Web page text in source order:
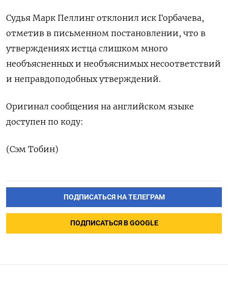
Судья Марк Пеллинг отклонил иск Горбачева,
отметив в письменном постановлении, что в
утверждениях истца слишком много
необъясненных и необъяснимых несоответствий
и неправдоподобных утверждений.
Оригинал сообщения на английском языке
доступен по коду:
(Сэм Тобин)
ПОДПИСАТЬСЯ НА ТЕЛЕГРАМ
ПОДПИСАТЬСЯ В GOOGLE